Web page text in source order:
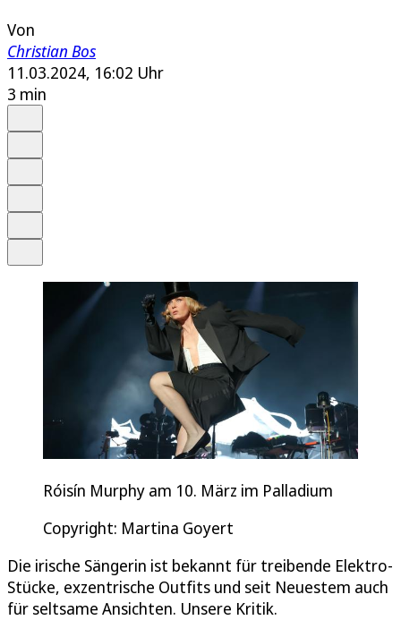
Von
Christian Bos
11.03.2024, 16:02 Uhr
3 min
Róisín Murphy am 10. März im Palladium
Copyright: Martina Goyert
Die irische Sängerin ist bekannt für treibende Elektro-
Stücke, exzentrische Outfits und seit Neuestem auch
für seltsame Ansichten. Unsere Kritik.